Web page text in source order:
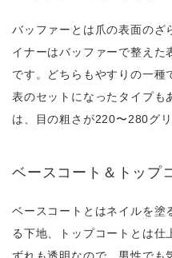
バッファーとは爪の表面のざ
イナーはバッファーで整えた
です。どちらもやすりの一種
表のセットになったタイプも
は、目の粗さが220〜280グ
ベースコート＆トップ
ベースコートとはネイルを塗
る下地、トップコートとは仕
ずれも透明なので、男性でも